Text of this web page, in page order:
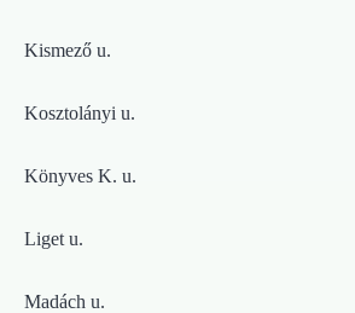
Kismező u.
Kosztolányi u.
Könyves K. u.
Liget u.
Madách u.